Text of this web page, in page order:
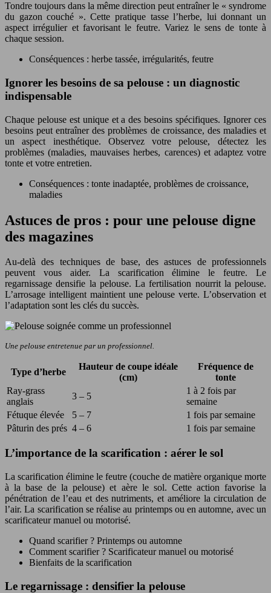
Tondre toujours dans la même direction peut entraîner le « syndrome
du gazon couché ». Cette pratique tasse l’herbe, lui donnant un
aspect irrégulier et favorisant le feutre. Variez le sens de tonte à
chaque session.
Conséquences : herbe tassée, irrégularités, feutre
Ignorer les besoins de sa pelouse : un diagnostic
indispensable
Chaque pelouse est unique et a des besoins spécifiques. Ignorer ces
besoins peut entraîner des problèmes de croissance, des maladies et
un aspect inesthétique. Observez votre pelouse, détectez les
problèmes (maladies, mauvaises herbes, carences) et adaptez votre
tonte et votre entretien.
Conséquences : tonte inadaptée, problèmes de croissance,
maladies
Astuces de pros : pour une pelouse digne
des magazines
Au-delà des techniques de base, des astuces de professionnels
peuvent vous aider. La scarification élimine le feutre. Le
regarnissage densifie la pelouse. La fertilisation nourrit la pelouse.
L’arrosage intelligent maintient une pelouse verte. L’observation et
l’adaptation sont les clés du succès.
Une pelouse entretenue par un professionnel.
Type d’herbe
Hauteur de coupe idéale
(cm)
Fréquence de
tonte
Ray-grass
anglais
3 – 5
1 à 2 fois par
semaine
Fétuque élevée
5 – 7
1 fois par semaine
Pâturin des prés 4 – 6 1 fois par semaine
L’importance de la scarification : aérer le sol
La scarification élimine le feutre (couche de matière organique morte
à la base de la pelouse) et aère le sol. Cette action favorise la
pénétration de l’eau et des nutriments, et améliore la circulation de
l’air. La scarification se réalise au printemps ou en automne, avec un
scarificateur manuel ou motorisé.
Quand scarifier ? Printemps ou automne
Comment scarifier ? Scarificateur manuel ou motorisé
Bienfaits de la scarification
Le regarnissage : densifier la pelouse